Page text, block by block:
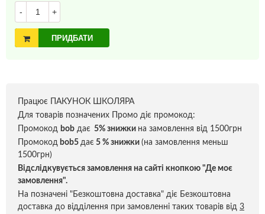
- +
ПРИДБАТИ
Працює ПАКУНОК ШКОЛЯРА
Для товарів позначених Промо діє промокод:
Промокод bob дає 5% знижки на замовлення від 1500грн
Промокод bob5 дає 5 % знижки (на замовлення меньш
1500грн)
Відслідкувується замовлення на сайті кнопкою "Де моє
замовлення".
На позначені "Безкоштовна доставка" діє Безкоштовна
доставка до відділення при замовленні таких товарів від 3